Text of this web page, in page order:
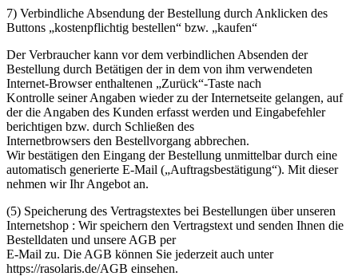
7) Verbindliche Absendung der Bestellung durch Anklicken des
Buttons „kostenpflichtig bestellen“ bzw. „kaufen“
Der Verbraucher kann vor dem verbindlichen Absenden der
Bestellung durch Betätigen der in dem von ihm verwendeten
Internet-Browser enthaltenen „Zurück“-Taste nach
Kontrolle seiner Angaben wieder zu der Internetseite gelangen, auf
der die Angaben des Kunden erfasst werden und Eingabefehler
berichtigen bzw. durch Schließen des
Internetbrowsers den Bestellvorgang abbrechen.
Wir bestätigen den Eingang der Bestellung unmittelbar durch eine
automatisch generierte E-Mail („Auftragsbestätigung“). Mit dieser
nehmen wir Ihr Angebot an.
(5) Speicherung des Vertragstextes bei Bestellungen über unseren
Internetshop : Wir speichern den Vertragstext und senden Ihnen die
Bestelldaten und unsere AGB per
E-Mail zu. Die AGB können Sie jederzeit auch unter
https://rasolaris.de/AGB einsehen.